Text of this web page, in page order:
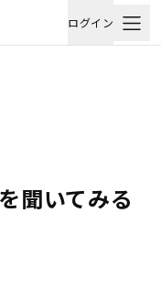
ログイン
聞いてみる